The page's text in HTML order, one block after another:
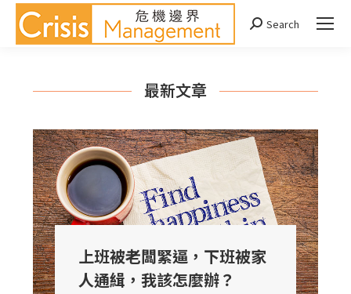
Search:
Search
最新文章
上班被老闆緊逼，下班被家
人通緝，我該怎麼辦？